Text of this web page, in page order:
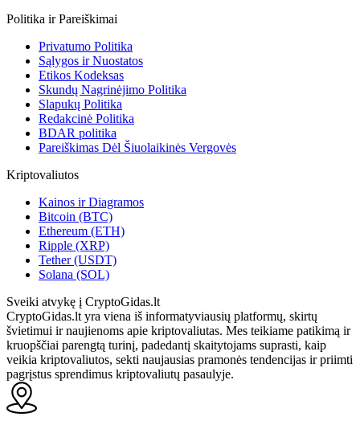
Politika ir Pareiškimai
Privatumo Politika
Sąlygos ir Nuostatos
Etikos Kodeksas
Skundų Nagrinėjimo Politika
Slapukų Politika
Redakcinė Politika
BDAR politika
Pareiškimas Dėl Šiuolaikinės Vergovės
Kriptovaliutos
Kainos ir Diagramos
Bitcoin (BTC)
Ethereum (ETH)
Ripple (XRP)
Tether (USDT)
Solana (SOL)
Sveiki atvykę į CryptoGidas.lt
CryptoGidas.lt yra viena iš informatyviausių platformų, skirtų
švietimui ir naujienoms apie kriptovaliutas. Mes teikiame patikimą ir
kruopščiai parengtą turinį, padedantį skaitytojams suprasti, kaip
veikia kriptovaliutos, sekti naujausias pramonės tendencijas ir priimti
pagrįstus sprendimus kriptovaliutų pasaulyje.